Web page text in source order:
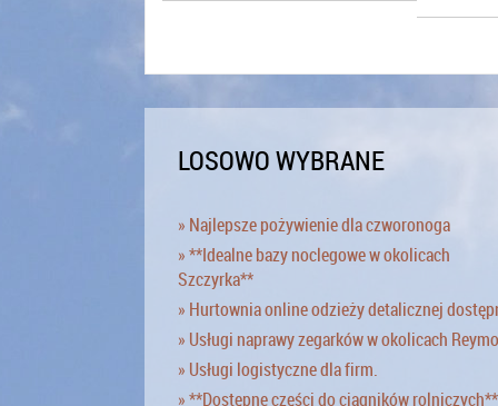
LOSOWO WYBRANE
» Najlepsze pożywienie dla czworonoga
» **Idealne bazy noclegowe w okolicach
Szczyrka**
» Hurtownia online odzieży detalicznej
» Usługi naprawy zegarków w okolicach
» Usługi logistyczne dla firm.
» **Dostępne części do ciągników rolniczych**